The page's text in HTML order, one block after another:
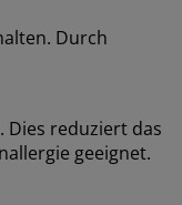
Durch
Dies reduziert das
geeignet.